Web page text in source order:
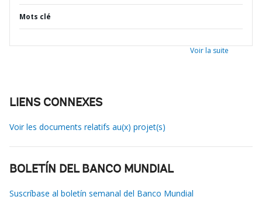
Mots clé
Voir la suite
LIENS CONNEXES
Voir les documents relatifs au(x) projet(s)
BOLETÍN DEL BANCO MUNDIAL
Suscríbase al boletín semanal del Banco Mundial